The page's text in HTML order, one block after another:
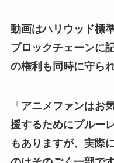
動画はハリウッド標
ブロックチェーンに
の権利も同時に守られ
「 アニメファンはお
援するためにブルー
もありますが、実際